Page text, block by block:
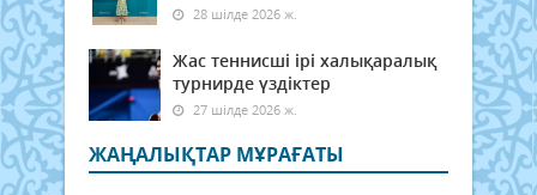
28 шілде 2026 ж.
Жас теннисші ірі халықаралық
турнирде үздіктер
27 шілде 2026 ж.
ЖАҢАЛЫҚТАР МҰРАҒАТЫ